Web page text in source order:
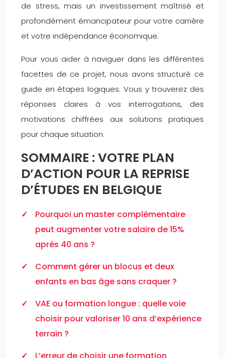
de stress, mais un investissement maîtrisé et
profondément émancipateur pour votre carrière
et votre indépendance économique.
Pour vous aider à naviguer dans les différentes
facettes de ce projet, nous avons structuré ce
guide en étapes logiques. Vous y trouverez des
réponses claires à vos interrogations, des
motivations chiffrées aux solutions pratiques
pour chaque situation.
SOMMAIRE : VOTRE PLAN
D’ACTION POUR LA REPRISE
D’ÉTUDES EN BELGIQUE
Pourquoi un master complémentaire
peut augmenter votre salaire de 15%
après 40 ans ?
Comment gérer un blocus et deux
enfants en bas âge sans craquer ?
VAE ou formation longue : quelle voie
choisir pour valoriser 10 ans d’expérience
terrain ?